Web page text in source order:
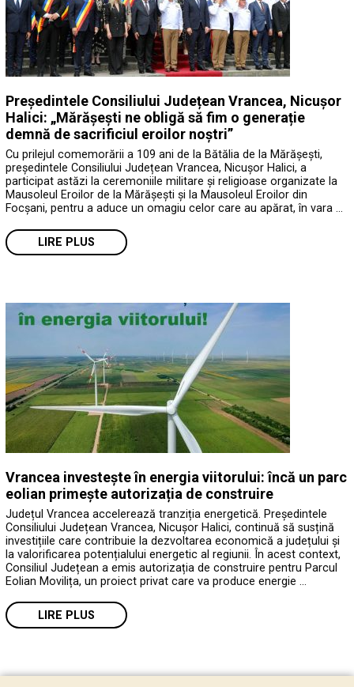
Președintele Consiliului Județean Vrancea, Nicușor
Halici: „Mărășești ne obligă să fim o generație
demnă de sacrificiul eroilor noștri”
Cu prilejul comemorării a 109 ani de la Bătălia de la Mărășești,
președintele Consiliului Județean Vrancea, Nicușor Halici, a
participat astăzi la ceremoniile militare și religioase organizate la
Mausoleul Eroilor de la Mărășești și la Mausoleul Eroilor din
Focșani, pentru a aduce un omagiu celor care au apărat, în vara …
LIRE PLUS
Vrancea investește în energia viitorului: încă un parc
eolian primește autorizația de construire
Județul Vrancea accelerează tranziția energetică. Președintele
Consiliului Județean Vrancea, Nicușor Halici, continuă să susțină
investițiile care contribuie la dezvoltarea economică a județului și
la valorificarea potențialului energetic al regiunii. În acest context,
Consiliul Județean a emis autorizația de construire pentru Parcul
Eolian Movilița, un proiect privat care va produce energie …
LIRE PLUS